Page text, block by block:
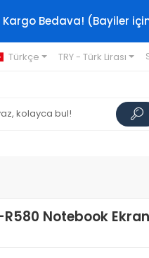
Kargo Bedava! (Bayiler
Türkçe TRY - Türk Lirası
Notebook